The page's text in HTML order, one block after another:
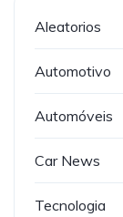
Aleatorios
Automotivo
Automóveis
Car News
Tecnologia